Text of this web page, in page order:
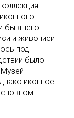
бывшего
и живописи
под
было
Музей
иконное